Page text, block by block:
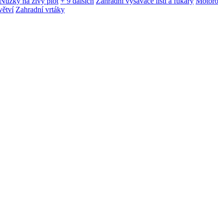
Zahradní vrtáky